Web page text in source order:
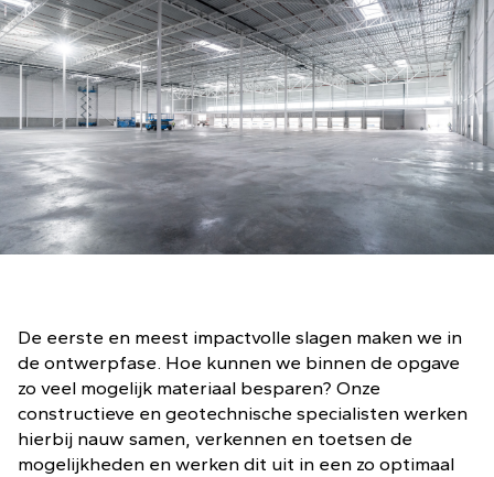
De eerste en meest impactvolle slagen maken we in
de ontwerpfase. Hoe kunnen we binnen de opgave
zo veel mogelijk materiaal besparen? Onze
constructieve en geotechnische specialisten werken
hierbij nauw samen, verkennen en toetsen de
mogelijkheden en werken dit uit in een zo optimaal